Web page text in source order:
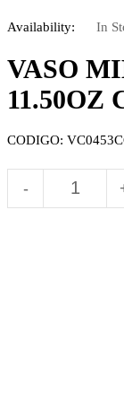
Availability: In
VASO
11.50OZ
CODIGO:
MIKONOS
ROCKS
-